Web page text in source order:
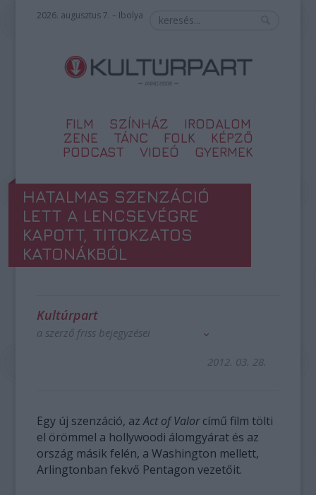
2026. augusztus 7. – Ibolya
FILM SZÍNHÁZ
IRODALOM
ZENE
TÁNC FOLK
KÉPZŐ
PODCAST
VIDEÓ GYERMEK
HATALMAS SZENZÁCIÓ
LETT A LENCSEVÉGRE
KAPOTT, TITOKZATOS
KATONÁKBÓL
Kultúrpart
a szerző friss bejegyzései
2012. 03. 28.
Egy új szenzáció, azAct of Valorcímű film tölti
el örömmel a hollywoodi álomgyárat és az
ország másik felén, a Washington mellett,
Arlingtonban fekvő Pentagon vezetőit.